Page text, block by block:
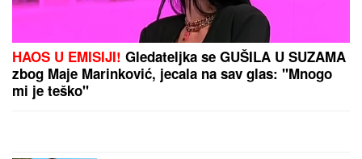
by Aklamator
PREPORUKA ZA VAS